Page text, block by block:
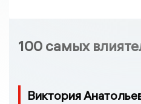
100 самых
Виктория